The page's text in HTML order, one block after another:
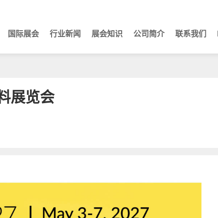
国际展会 行业新闻 展会知识 公司简介 联系我们
展览会